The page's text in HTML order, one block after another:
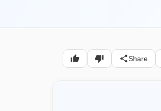
Share